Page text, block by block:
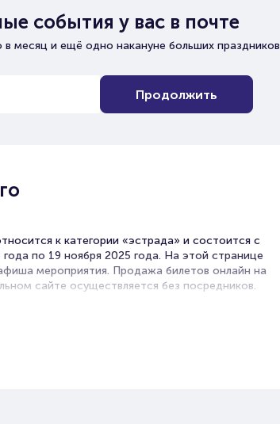
события у вас в почте
месяц и ещё одно накануне больших праздников
Продолжить
к категории «эстрада» и состоится с
года по 19 ноября 2025 года. На этой странице
мероприятия. Продажа билетов онлайн на
сайте осуществляется без посредников.